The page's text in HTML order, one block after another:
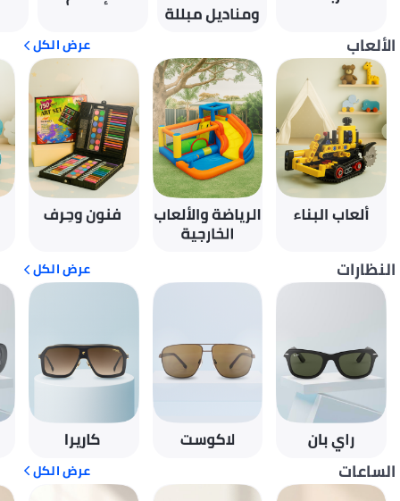
الألعاب عرض الكل
النظارات عرض الكل
الساعات عرض الكل